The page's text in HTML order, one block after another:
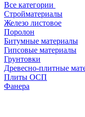
Все категории
Стройматериалы
Железо листовое
Поролон
Битумные материалы
Гипсовые материалы
Грунтовки
Древесно-плитные
Плиты ОСП
Фанера